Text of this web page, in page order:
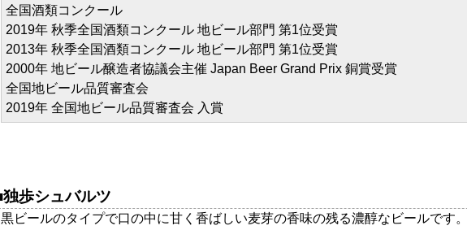
全国酒類コンクール
2019年 秋季全国酒類コンクール 地ビール部門 第1位受賞
2013年 秋季全国酒類コンクール 地ビール部門 第1位受賞
2000年 地ビール醸造者協議会主催 Japan Beer Grand Prix 銅賞受賞
全国地ビール品質審査会
2019年 全国地ビール品質審査会 入賞
独歩シュバルツ
黒ビールのタイプで口の中に甘く香ばしい麦芽の香味の残る濃醇なビールです。